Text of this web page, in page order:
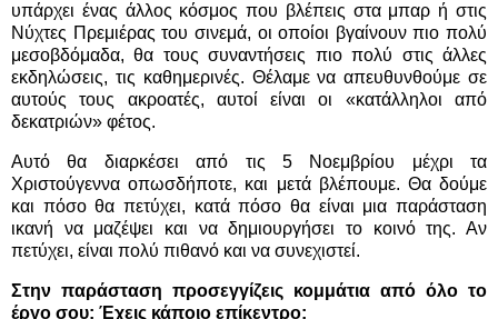
υπάρχει ένας άλλος κόσμος που βλέπεις στα μπαρ ή στις
Νύχτες Πρεμιέρας του σινεμά, οι οποίοι βγαίνουν πιο πολύ
μεσοβδόμαδα, θα τους συναντήσεις πιο πολύ στις άλλες
εκδηλώσεις, τις καθημερινές. Θέλαμε να απευθυνθούμε σε
αυτούς τους ακροατές, αυτοί είναι οι «κατάλληλοι από
δεκατριών» φέτος.
Αυτό θα διαρκέσει από τις 5 Νοεμβρίου μέχρι τα
Χριστούγεννα οπωσδήποτε, και μετά βλέπουμε. Θα δούμε
και πόσο θα πετύχει, κατά πόσο θα είναι μια παράσταση
ικανή να μαζέψει και να δημιουργήσει το κοινό της. Αν
πετύχει, είναι πολύ πιθανό και να συνεχιστεί.
Στην παράσταση προσεγγίζεις κομμάτια από όλο το
έργο σου; Έχεις κάποιο επίκεντρο;